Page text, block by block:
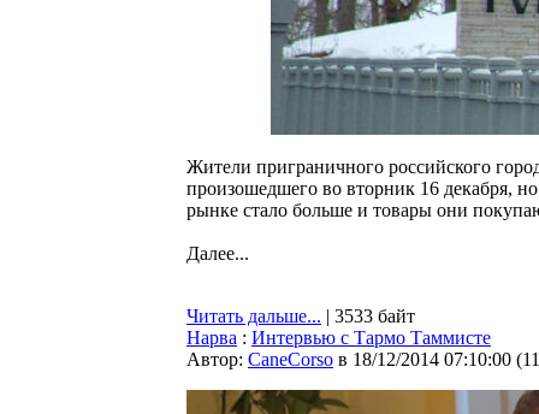
Жители приграничного российского
произошедшего во вторник 16 декабря,
рынке стало больше и товары они
Далее...
Читать дальше... | 3533 байт
Нарва : Интервью с Тармо Таммисте
Автор: CaneCorso в 18/12/2014 07:10:00 (